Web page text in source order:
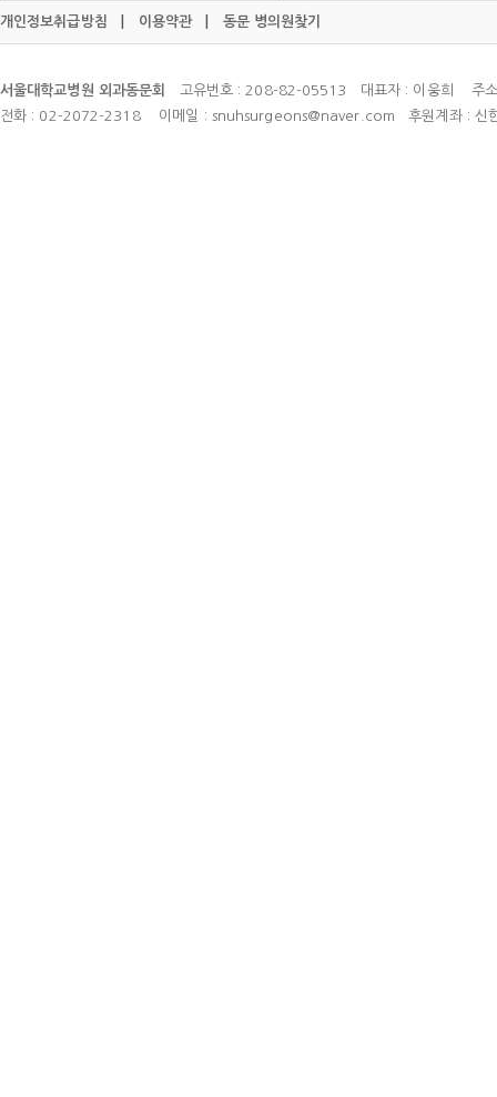
개인정보취급방침 이용약관| 동문 병의원찾기
서울대학교병원 외과동문회
고유번호 : 208-82-05513 대표자 : 이웅희 주소 :
전화 : 02-2072-2318 이메일 : snuhsurgeons@naver.com 후원계좌 : 신한